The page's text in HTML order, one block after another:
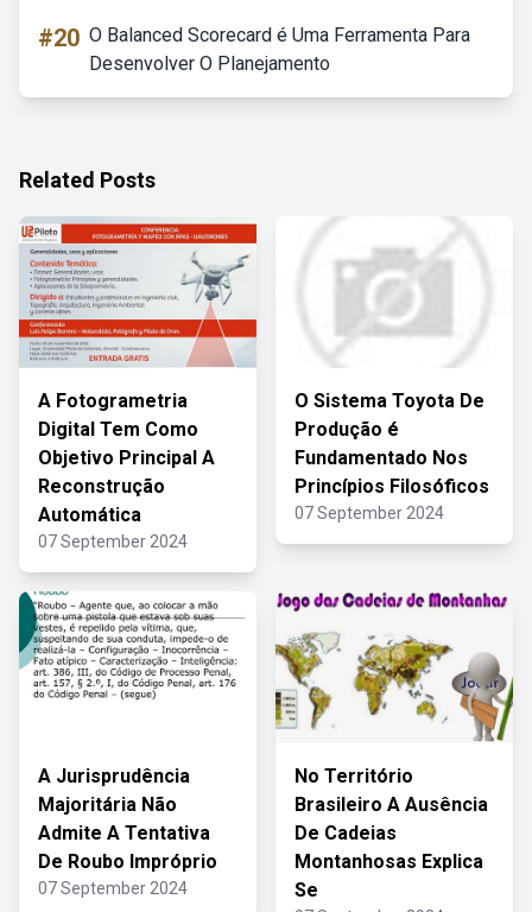
#20 O Balanced Scorecard é Uma Ferramenta Para
Desenvolver O Planejamento
Related Posts
A Fotogrametria
Digital Tem Como
Objetivo Principal A
Reconstrução
Automática
07 September 2024
O Sistema Toyota De
Produção é
Fundamentado Nos
Princípios Filosóficos
07 September 2024
A Jurisprudência
Majoritária Não
Admite A Tentativa
De Roubo Impróprio
07 September 2024
No Território
Brasileiro A Ausência
De Cadeias
Montanhosas Explica
Se